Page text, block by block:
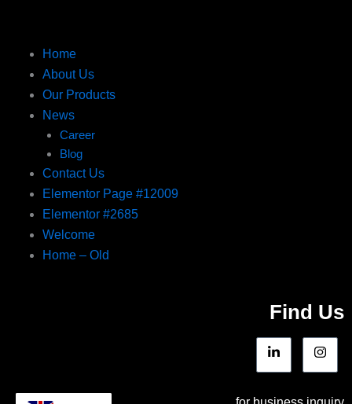
Home
About Us
Our Products
News
Career
Blog
Contact Us
Elementor Page #12009
Elementor #2685
Welcome
Home – Old
Find Us